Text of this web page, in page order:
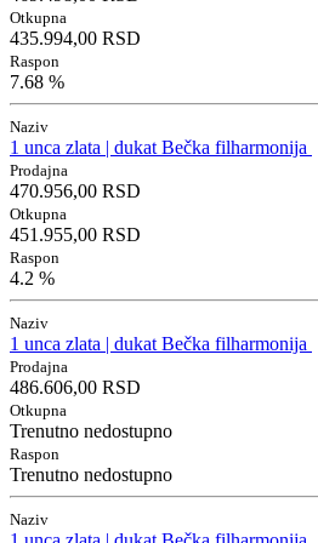
Otkupna
435.994,00 RSD
Raspon
7.68 %
Naziv
1 unca zlata | dukat Bečka filharmonija
Prodajna
470.956,00 RSD
Otkupna
451.955,00 RSD
Raspon
4.2 %
Naziv
1 unca zlata | dukat Bečka filharmonija
Prodajna
486.606,00 RSD
Otkupna
Trenutno nedostupno
Raspon
Trenutno nedostupno
Naziv